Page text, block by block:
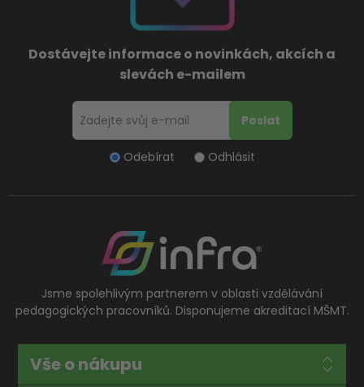
Dostávejte informace o novinkách, akcích a
slevách e-mailem
Odebírat Odhlásit
Jsme spolehlivým partnerem v oblasti vzdělávání
pedagogických pracovníků. Disponujeme akreditací MŠMT.
Vše o nákupu